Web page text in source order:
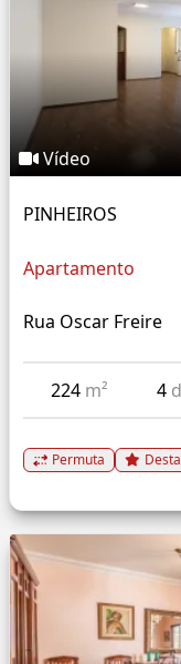
Vídeo
PINHEIROS
Apartamento
Rua Oscar Freire
224 m² 4
Permuta